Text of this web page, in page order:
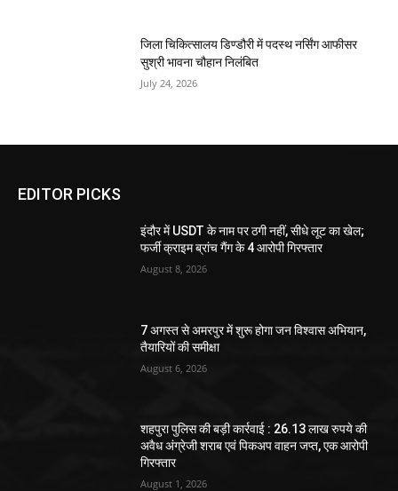
जिला चिकित्सालय डिण्डौरी में पदस्थ नर्सिंग आफीसर
सुश्री भावना चौहान निलंबित
July 24, 2026
EDITOR PICKS
इंदौर में USDT के नाम पर ठगी नहीं, सीधे लूट का खेल;
फर्जी क्राइम ब्रांच गैंग के 4 आरोपी गिरफ्तार
August 8, 2026
7 अगस्त से अमरपुर में शुरू होगा जन विश्वास अभियान,
तैयारियों की समीक्षा
August 6, 2026
शहपुरा पुलिस की बड़ी कार्रवाई : 26.13 लाख रुपये की
अवैध अंग्रेजी शराब एवं पिकअप वाहन जप्त, एक आरोपी
गिरफ्तार
August 1, 2026